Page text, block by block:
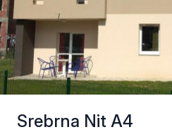
Srebrna Nit A4